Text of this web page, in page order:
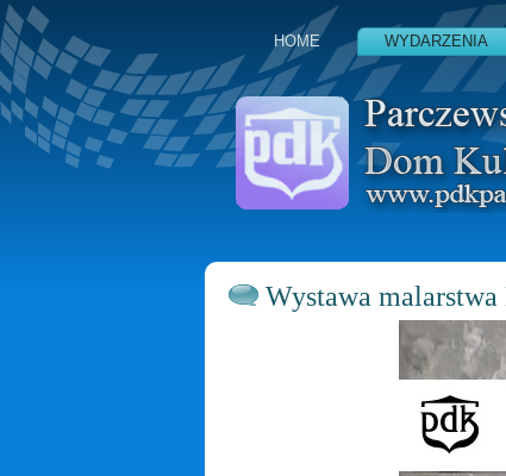
HOME WYDARZENIA
Wystawa